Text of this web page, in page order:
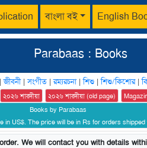
বাংলা বই English
Parabaas : Books
|জীবনী|সংগীত |রম্যরচনা|শিশু |শিশু/কিশোর|
২০২৬ শারদীয়া ২০২৬ শারদীয়া (old page)
Books by Parabaas
in US$. The price will be in Rs for orders shipped
We will contact you with details